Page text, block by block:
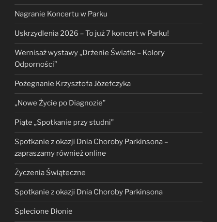
Nagranie Koncertu w Parku
Uskrzydlenia 2026 – To już 7 koncert w Parku!
Wernisaż wystawy „Drżenie Światła – Kolory
Odporności”
Pożegnanie Krzysztofa Józefczyka
„Nowe Życie po Diagnozie”
Piąte „Spotkanie przy studni”
Spotkanie z okazji Dnia Choroby Parkinsona –
zapraszamy również online
Życzenia Świąteczne
Spotkanie z okazji Dnia Choroby Parkinsona
Splecione Dłonie